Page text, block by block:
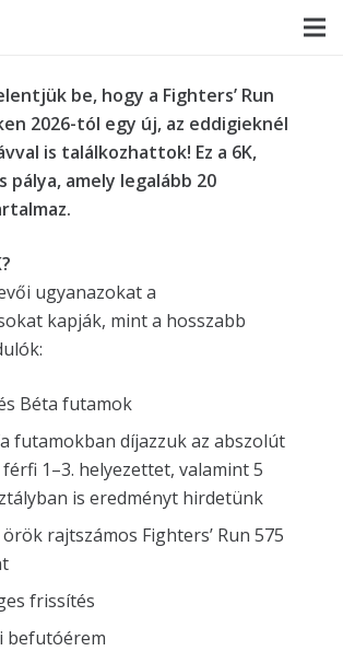
be, hogy a Fighters’ Run
2026-tól egy új, az eddigieknél
is találkozhattok! Ez a 6K,
pálya, amely legalább 20
ugyanazokat a
kapják, mint a hosszabb
Béta futamok
futamokban díjazzuk az abszolút
1–3. helyezettet, valamint 5
is eredményt hirdetünk
rajtszámos Fighters’ Run 575
frissítés
befutóérem